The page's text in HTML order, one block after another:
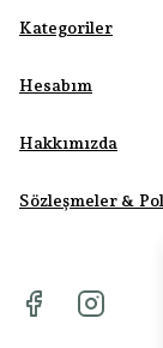
Kategoriler
Hesabım
Hakkımızda
Sözleşmeler &